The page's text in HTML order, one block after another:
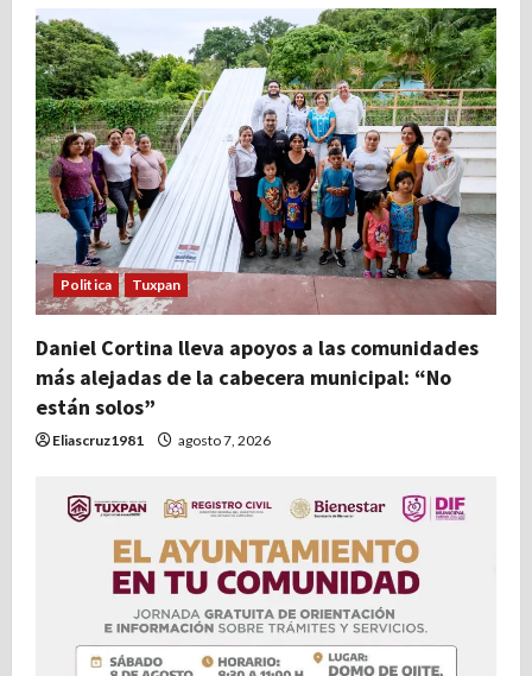
ó
n
d
e
e
n
t
r
a
Politica Tuxpan
Daniel Cortina lleva apoyos a las comunidades
más alejadas de la cabecera municipal: “No
están solos”
Eliascruz1981 agosto 7, 2026